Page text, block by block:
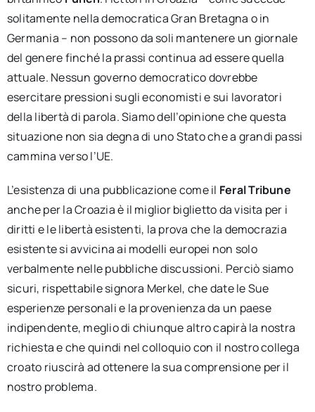
solitamente nella democratica Gran Bretagna o in
Germania – non possono da soli mantenere un giornale
del genere finché la prassi continua ad essere quella
attuale. Nessun governo democratico dovrebbe
esercitare pressioni sugli economisti e sui lavoratori
della libertà di parola. Siamo dell’opinione che questa
situazione non sia degna di uno Stato che a grandi passi
cammina verso l’UE.
L’esistenza di una pubblicazione come il Feral Tribune
anche per la Croazia è il miglior biglietto da visita per i
diritti e le libertà esistenti, la prova che la democrazia
esistente si avvicina ai modelli europei non solo
verbalmente nelle pubbliche discussioni. Perciò siamo
sicuri, rispettabile signora Merkel, che date le Sue
esperienze personali e la provenienza da un paese
indipendente, meglio di chiunque altro capirà la nostra
richiesta e che quindi nel colloquio con il nostro collega
croato riuscirà ad ottenere la sua comprensione per il
nostro problema.